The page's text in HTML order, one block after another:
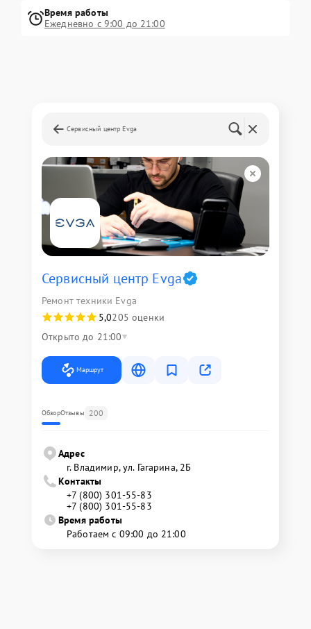
Время работы
Ежедневно с 9:00 до 21:00
Сервисный центр Evga
Сервисный центр Evga
Ремонт техники Evga
5,0205 оценки
Открыто до 21:00
Маршрут
ОбзорОтзывы 200
Адрес
г. Владимир, ул. Гагарина, 2Б
Контакты
+7 (800) 301-55-83
+7 (800) 301-55-83
Время работы
Работаем с 09:00 до 21:00